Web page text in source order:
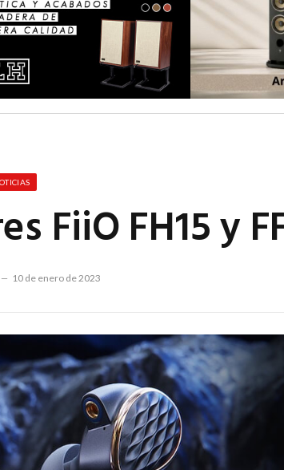
FiiO FH15 y
10 de enero de 2023